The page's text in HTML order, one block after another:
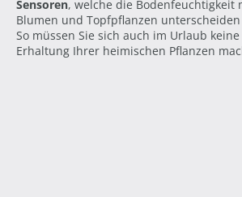
Sensoren, welche die Bodenfeuchtigkeit
Blumen und Topfpflanzen
So müssen Sie sich auch im Urlaub
Erhaltung Ihrer heimischen Pflanzen